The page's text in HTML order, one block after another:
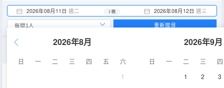
2026年08月11日 週二 2026年08月12日 週三
1 晚
2026年8月
日 一 二 三 四 五
六
1
2026年9月
日 一 二 三
四
1
2 3
重新搜尋
31-35㎡ 空調